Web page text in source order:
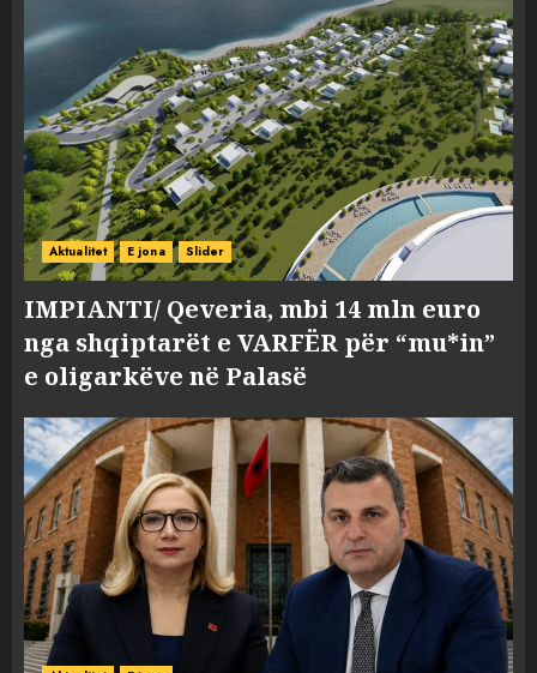
Aktualitet E jona Slider
IMPIANTI/ Qeveria, mbi 14 mln euro
nga shqiptarët e VARFËR për “mu*in”
e oligarkëve në Palasë